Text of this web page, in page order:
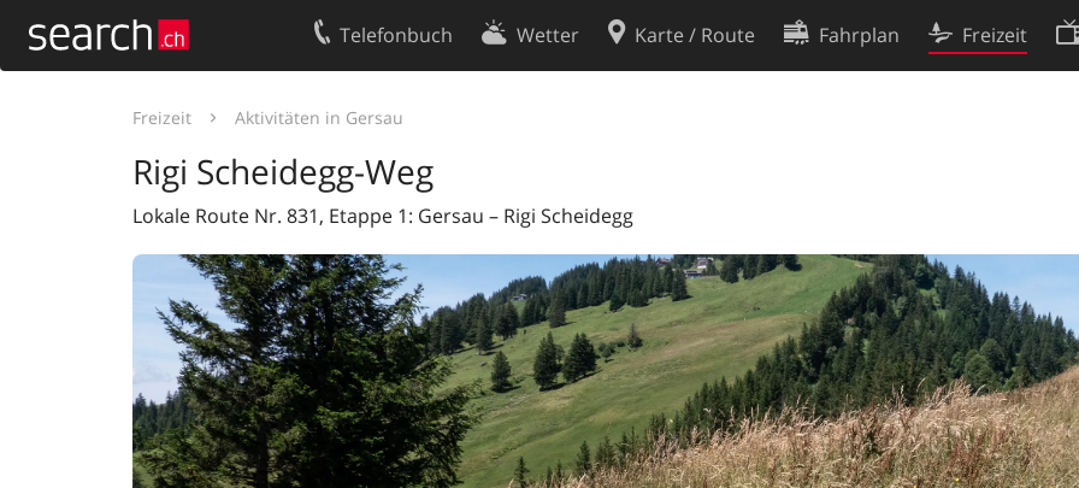
Telefonbuch Wetter Karte / Route Fahrplan Freizeit
Freizeit Aktivitäten in Gersau
Rigi Scheidegg-Weg
Lokale Route Nr. 831, Etappe 1: Gersau – Rigi Scheidegg
Datenschutzerklärung